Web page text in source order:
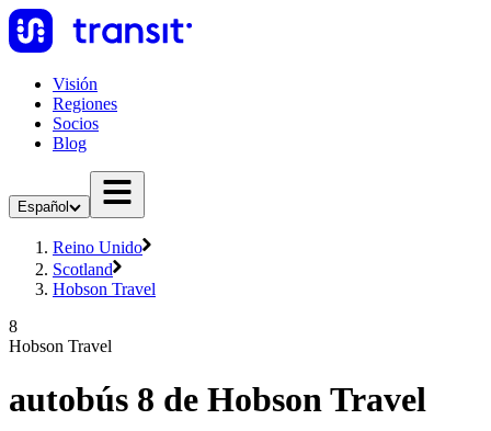
Visión
Regiones
Socios
Blog
Español
Reino Unido
Scotland
Hobson Travel
8
Hobson Travel
autobús 8 de Hobson Travel